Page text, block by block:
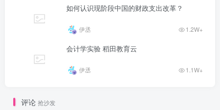
如何认识现阶段中国的财政支出改革？
伊丞 1.2W+
会计学实验 稻田教育云
伊丞 1.1W+
评论 抢沙发